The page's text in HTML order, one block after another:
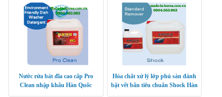
Nước rửa bát đĩa cao cấp Pro
Clean nhập khẩu Hàn Quốc
Hóa chất xử lý lớp phủ sàn đánh
bật vết bẩn tiêu chuẩn Shock Hàn